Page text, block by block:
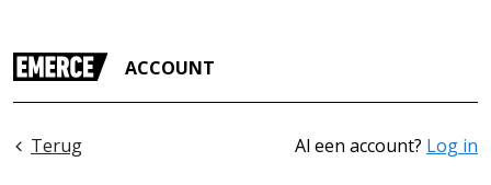
ACCOUNT
Terug Al een account? Log in